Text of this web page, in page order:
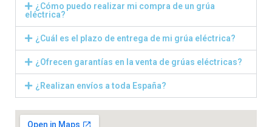
¿Cómo puedo realizar mi compra de un grúa
eléctrica?
¿Cuál es el plazo de entrega de mi grúa eléctrica?
¿Ofrecen garantías en la venta de grúas eléctricas?
¿Realizan envíos a toda España?